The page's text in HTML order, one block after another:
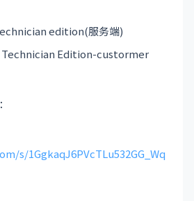
edition(服务端)
Edition-custormer
s/1GgkaqJ6PVcTLu532GG_Wq